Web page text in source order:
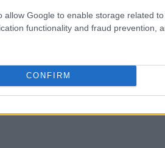
allow Google to enable storage related
functionality and fraud prevention,
CONFIRM
specifici su trama e
Ray, Creative Director di
solo un nuovo capitolo, ma un
I fan possono aspettarsi
inesplorato. Che ne